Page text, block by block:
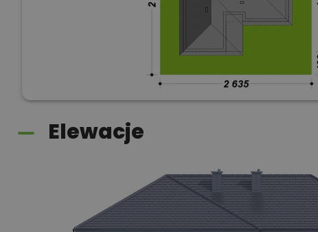
Elewacje